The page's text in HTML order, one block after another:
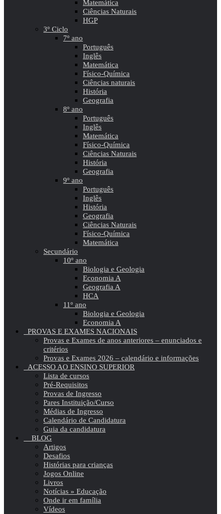
Matemática
Ciências Naturais
HGP
3º Ciclo
7º ano
Português
Inglês
Matemática
Físico-Química
Ciências naturais
História
Geografia
8º ano
Português
Inglês
Matemática
Físico-Química
Ciências Naturais
História
Geografia
9º ano
Português
Inglês
História
Geografia
Ciências Naturais
Físico-Química
Matemática
Secundário
10º ano
Biologia e Geologia
Economia A
Geografia A
HCA
11º ano
Biologia e Geologia
Economia A
PROVAS E EXAMES NACIONAIS
Provas e Exames de anos anteriores – enunciados e
critérios
Provas e Exames 2026 – calendário e informações
ACESSO AO ENSINO SUPERIOR
Lista de cursos
Pré-Requisitos
Provas de Ingresso
Pares Instituição/Curso
Médias de Ingresso
Calendário de Candidatura
Guia da candidatura
BLOG
Artigos
Desafios
Histórias para crianças
Jogos Online
Livros
Notícias » Educação
Onde ir em família
Vídeos